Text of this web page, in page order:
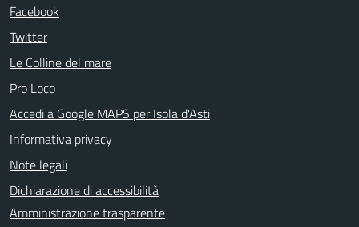
Facebook
Twitter
Le Colline del mare
Pro Loco
Accedi a Google MAPS per Isola d'Asti
Informativa privacy
Note legali
Dichiarazione di accessibilità
Amministrazione trasparente